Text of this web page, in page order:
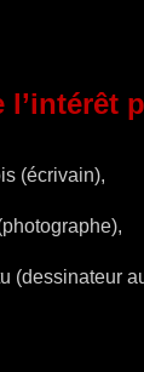
(écrivain),